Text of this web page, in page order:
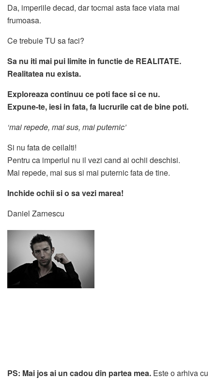
Da, imperiile decad, dar tocmai asta face viata mai
frumoasa.
Ce trebuie TU sa faci?
Sa nu iti mai pui limite in functie de REALITATE.
Realitatea nu exista.
Exploreaza continuu ce poti face si ce nu.
Expune-te, iesi in fata, fa lucrurile cat de bine poti.
‘mai repede, mai sus, mai puternic’
Si nu fata de ceilalti!
Pentru ca imperiul nu il vezi cand ai ochii deschisi.
Mai repede, mai sus si mai puternic fata de tine.
Inchide ochii si o sa vezi marea!
Daniel Zarnescu
PS: Mai jos ai un cadou din partea mea. Este o arhiva cu